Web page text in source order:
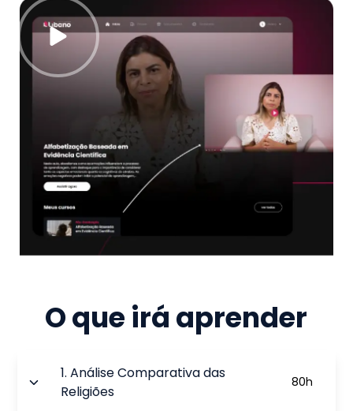
O que irá aprender
1.Análise Comparativa das
Religiões
80h